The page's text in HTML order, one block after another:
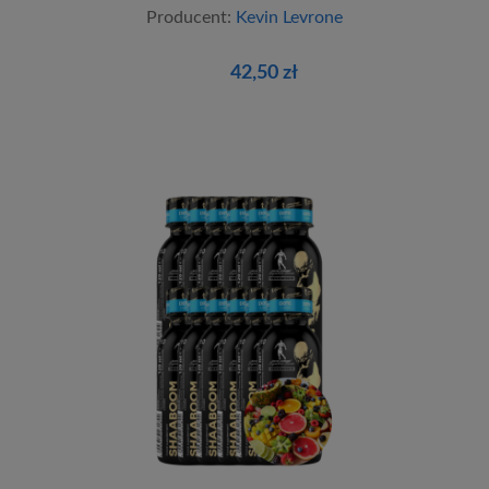
Producent: Kevin Levrone
42,50 zł